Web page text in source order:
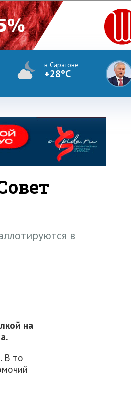
в Саратове
+28°C
в
на
В то